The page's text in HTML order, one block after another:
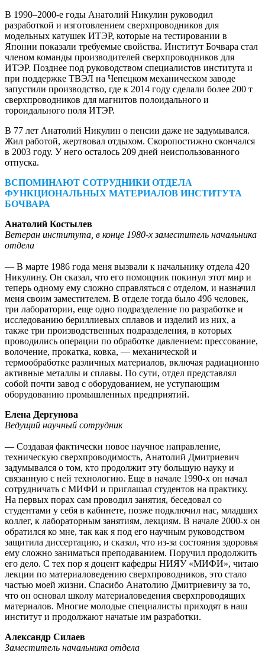
В 1990–2000‑е годы Анатолий Никулин руководил
разработкой и изготовлением сверхпроводников для
модельных катушек ИТЭР, которые на тестировании в
Японии показали требуемые свойства. Институт Бочвара стал
членом команды производителей сверхпроводников для
ИТЭР. Позднее под руководством специалистов института и
при поддержке ТВЭЛ на Чепецком механическом заводе
запустили производство, где к 2014 году сделали более 200 т
сверхпроводников для магнитов полоидального и
тороидального поля ИТЭР.
В 77 лет Анатолий Никулин о пенсии даже не задумывался.
Жил работой, жертвовал отдыхом. Скоропостижно скончался
в 2003 году. У него осталось 209 дней неиспользованного
отпуска.
ВСПОМИНАЮТ СОТРУДНИКИ ОТДЕЛА
ФУНКЦИОНАЛЬНЫХ МАТЕРИАЛОВ ИНСТИТУТА
БОЧВАРА
Анатолий Костылев
Ветеран института, в конце 1980‑х заместитель начальника
отдела
— В марте 1986 года меня вызвали к начальнику отдела 420
Никулину. Он сказал, что его помощник покинул этот мир и
теперь одному ему сложно справляться с отделом, и назначил
меня своим заместителем. В отделе тогда было 496 человек,
три лаборатории, еще одно подразделение по разработке и
исследованию бериллиевых сплавов и изделий из них, а
также три производственных подразделения, в которых
проводились операции по обработке давлением: прессование,
волочение, прокатка, ковка, — механической и
термообработке различных материалов, включая радиационно
активные металлы и сплавы. По сути, отдел представлял
собой почти завод с оборудованием, не уступающим
оборудованию промышленных предприятий.
Елена Дергунова
Ведущий научный сотрудник
— Создавая фактически новое научное направление,
техническую сверхпроводимость, Анатолий Дмитриевич
задумывался о том, кто продолжит эту большую науку и
связанную с ней технологию. Еще в начале 1990‑х он начал
сотрудничать с МИФИ и приглашал студентов на практику.
На первых порах сам проводил занятия, беседовал со
студентами у себя в кабинете, позже подключил нас, младших
коллег, к лабораторным занятиям, лекциям. В начале 2000‑х он
обратился ко мне, так как я под его научным руководством
защитила диссертацию, и сказал, что из-за состояния здоровья
ему сложно заниматься преподаванием. Поручил продолжить
его дело. С тех пор я доцент кафедры НИЯУ «МИФИ», читаю
лекции по материаловедению сверхпроводников, это стало
частью моей жизни. Спасибо Анатолию Дмитриевичу за то,
что он основал школу материаловедения сверхпроводящих
материалов. Многие молодые специалисты приходят в наш
институт и продолжают начатые им разработки.
Александр Силаев
Заместитель начальника отдела